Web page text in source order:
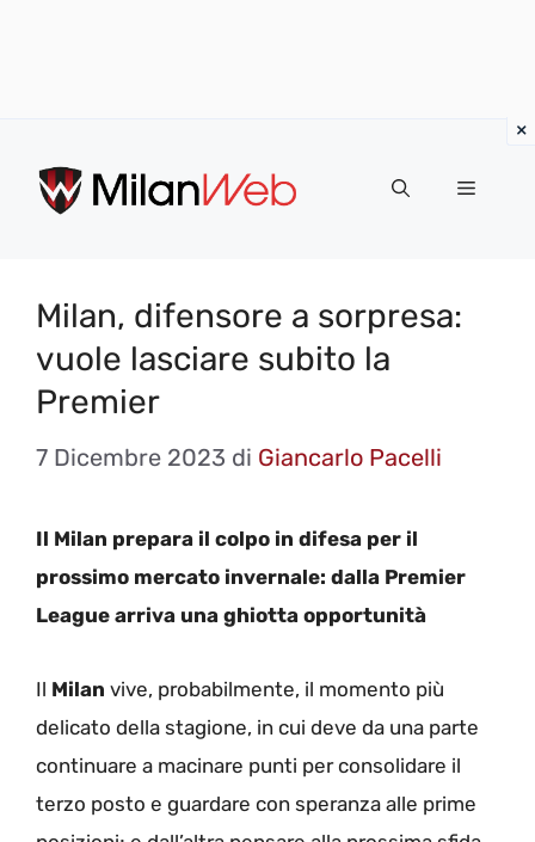
contenuto
MENU
Milan, difensore a sorpresa:
vuole lasciare subito la
Premier
7 Dicembre 2023 di Giancarlo Pacelli
Il Milan prepara il colpo in difesa per il
prossimo mercato invernale: dalla Premier
League arriva una ghiotta opportunità
Il Milan vive, probabilmente, il momento più
delicato della stagione, in cui deve da una parte
continuare a macinare punti per consolidare il
terzo posto e guardare con speranza alle prime